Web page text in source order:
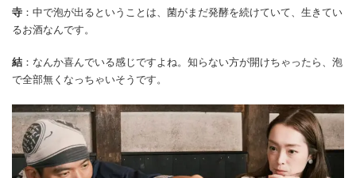
寺 ：中で泡が出るということは、菌がまだ発酵を続けていて、生きてい
るお酒なんです。
結 ：なんか喜んでいる感じですよね。知らない方が開けちゃったら、泡
で全部無くなっちゃいそうです。